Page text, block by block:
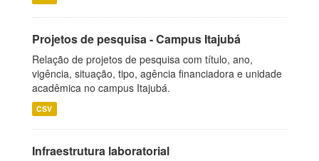
Projetos de pesquisa - Campus Itajubá
Relação de projetos de pesquisa com título, ano,
vigência, situação, tipo, agência financiadora e unidade
acadêmica no campus Itajubá.
CSV
Infraestrutura laboratorial